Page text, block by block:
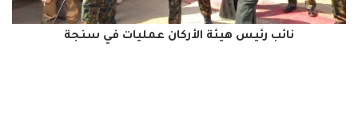
نائب رئيس هيئة الأركان عمليات في سنجة